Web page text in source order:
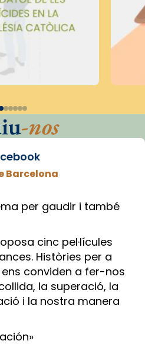
-nos
Barcelona
per gaudir i també
cinc pel·lícules
Històries per a
conviden a fer-nos
la superació, la
i la nostra manera